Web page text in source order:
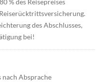
% des Reisepreises
des Abschlusses,
bei!
nach Absprache